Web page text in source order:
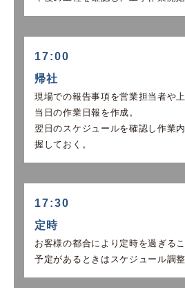
17:00
帰社
現場での報告事項を営業担当者や上
当日の作業日報を作成。
翌日のスケジュールを確認し作業
握しておく。
17:30
定時
お客様の都合により定時を過ぎる
予定があるときはスケジュール調整